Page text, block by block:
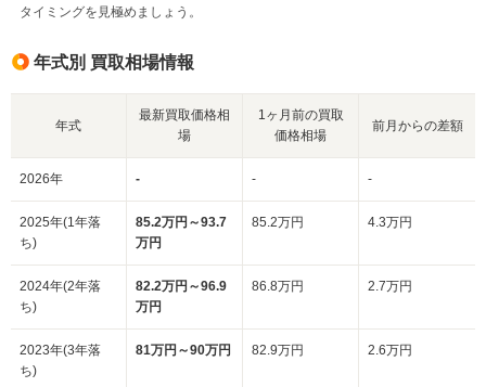
タイミングを見極めましょう。
年式別 買取相場情報
年式
最新買取価格相
場
1ヶ月前の買取
価格相場
前月からの差額
2026年 - - -
2025年(1年落
ち)
85.2万円～93.7
万円
85.2万円 4.3万円
2024年(2年落
ち)
82.2万円～96.9
万円
86.8万円 2.7万円
2023年(3年落
ち)
81万円～90万円 82.9万円 2.6万円